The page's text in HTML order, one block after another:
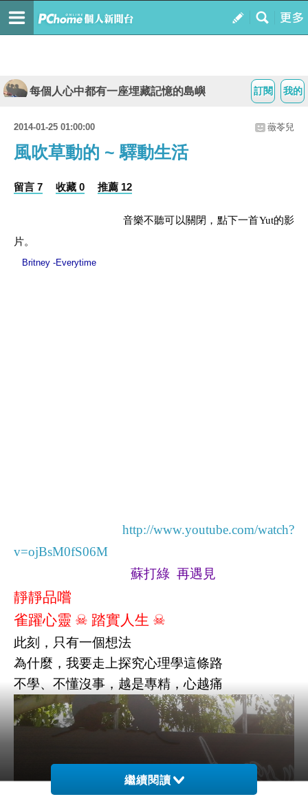
我的
訂閱
每個人心中都有一座埋藏記憶的島嶼
2014-01-25 01:00:00 藢苓兒
風吹草動的 ~ 驛動生活
留言 7 收藏 0 推薦 12
音樂不聽可以關閉，點下一首Yut的影
片。
Britney -Everytime
http://www.youtube.com/watch?
v=ojBsM0fS06M
蘇打綠 再遇見
靜靜品嚐
雀躍心靈 ☠ 踏實人生 ☠
此刻，只有一個想法
為什麼，我要走上探究心理學這條路
不學、不懂沒事，越是專精，心越痛
繼續閱讀